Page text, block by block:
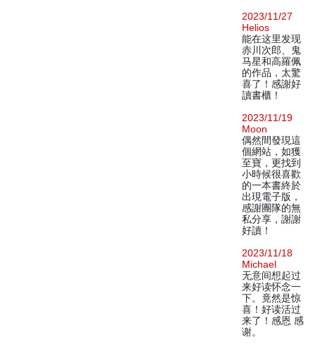
2023/11/27
Helios
能在这里发现
赤川次郎、鬼
马星和高羅佩
的作品，太驚
喜了！感謝好
讀書櫃！
2023/11/19
Moon
偶然間發現這
個網站，如獲
至寶，更找到
小時候很喜歡
的一本書終於
出現電子版，
感謝團隊的無
私分享，謝謝
好讀！
2023/11/18
Michael
无意间想起过
来好读怀念一
下。竟然是惊
喜！好读活过
来了！感恩 感
谢。